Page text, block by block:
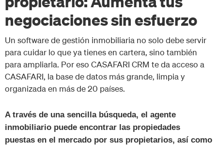
negociaciones sin esfuerzo
Un software de gestión inmobiliaria no solo debe servir
para cuidar lo que ya tienes en cartera, sino también
para ampliarla. Por eso CASAFARI CRM te da acceso a
CASAFARI, la base de datos más grande, limpia y
organizada en más de 20 países.
A través de una sencilla búsqueda, el agente
inmobiliario puede encontrar las propiedades
puestas en el mercado por sus propietarios, así como